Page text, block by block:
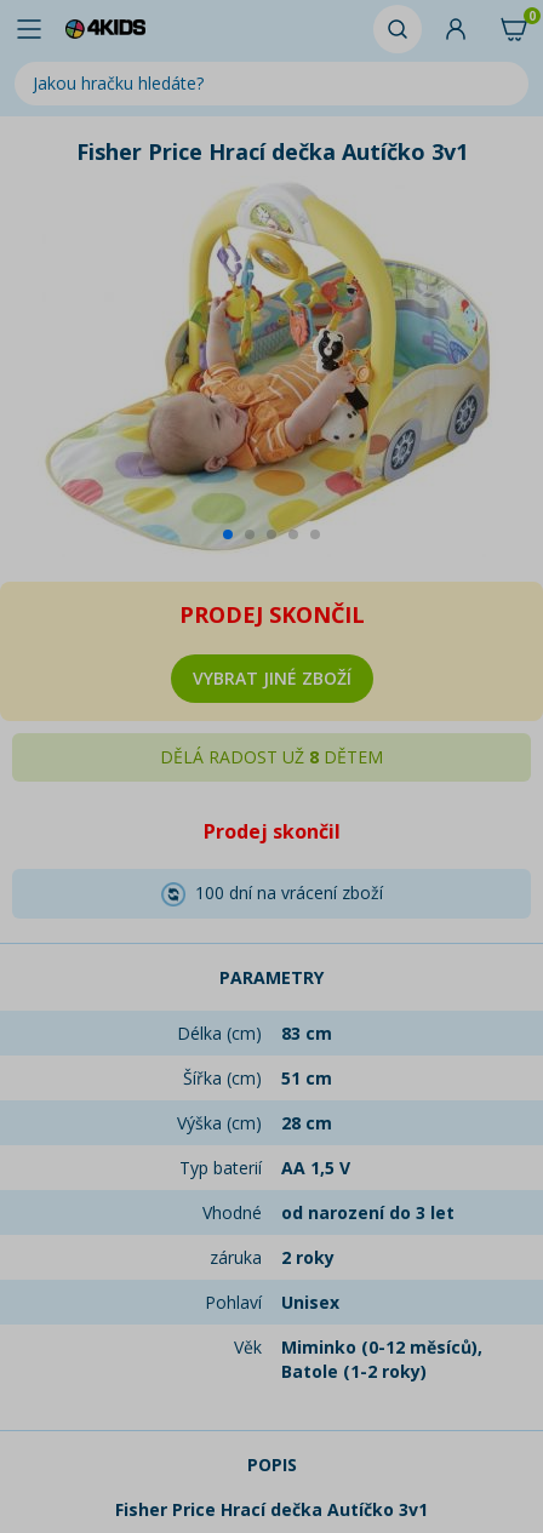
0
Fisher Price Hrací dečka Autíčko 3v1
PRODEJ SKONČIL
VYBRAT JINÉ ZBOŽÍ
DĚLÁ RADOST UŽ 8 DĚTEM
Prodej skončil
100 dní na vrácení zboží
PARAMETRY
Délka (cm)
83 cm
Šířka (cm)
51 cm
Výška (cm)
28 cm
Typ baterií
AA 1,5 V
Vhodné
od narození do 3 let
záruka
2 roky
Pohlaví
Unisex
Věk
Miminko (0-12 měsíců),
Batole (1-2 roky)
POPIS
Fisher Price Hrací dečka Autíčko 3v1